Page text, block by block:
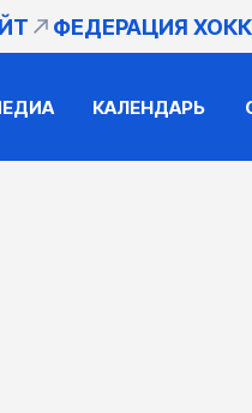
ФЕДЕРАЦИЯ
КАЛЕНДАРЬ